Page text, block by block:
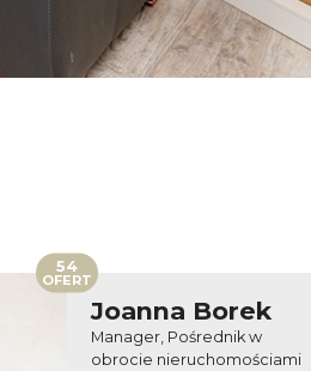
Joanna Borek
Manager, Pośrednik w
obrocie nieruchomościami
54
OFERT